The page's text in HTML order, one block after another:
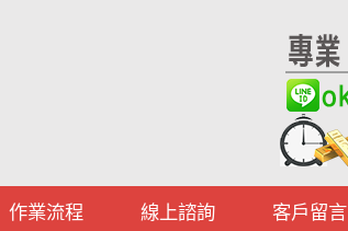
作業流程 線上諮詢 客戶留言